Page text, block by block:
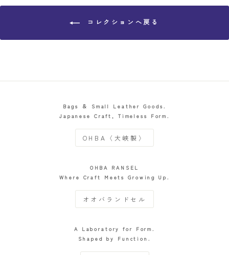
コレクションへ戻る
Bags ＆ Small Leather Goods.
Japanese Craft, Timeless Form.
OHBA〈大峽製〉
OHBA RANSEL
Where Craft Meets Growing Up.
オオバランドセル
A Laboratory for Form.
Shaped by Function.